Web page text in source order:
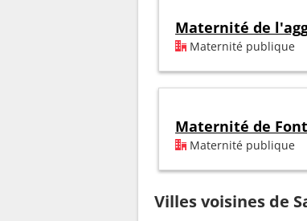
Maternité de
Maternité publique
Maternité de
Maternité publique
Villes voisines de